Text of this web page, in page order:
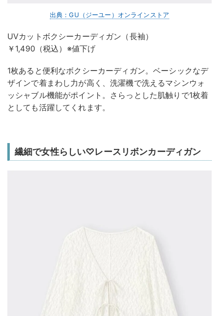
出典：GU（ジーユー）オンラインストア
UVカットボクシーカーディガン（長袖）
￥1,490（税込）※値下げ
1枚あると便利なボクシーカーディガン。ベーシックなデ
ザインで着まわし力が高く、洗濯機で洗えるマシンウォ
ッシャブル機能がポイント。さらっとした肌触りで1枚着
としても活躍してくれます。
繊細で女性らしい♡レースリボンカーディガン